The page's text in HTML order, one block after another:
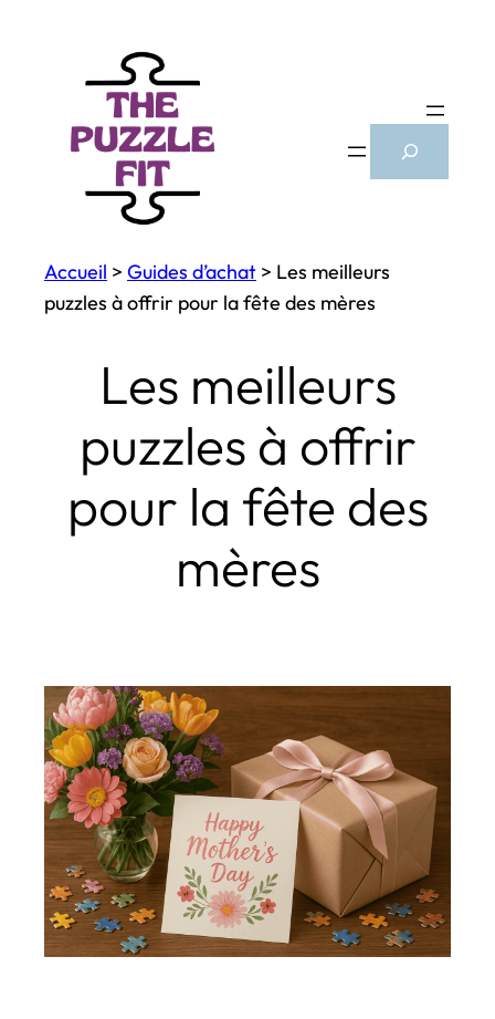
Search
Accueil > Guides d’achat > Les meilleurs
puzzles à offrir pour la fête des mères
Les meilleurs
puzzles à offrir
pour la fête des
mères